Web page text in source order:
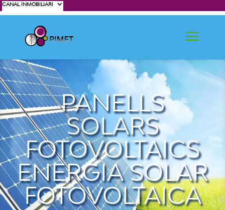
CANAL INMOBILIARI
PANELLS
SOLARS
FOTOVOLTAICS
ENERGIA SOLAR
FOTOVOLTAICA